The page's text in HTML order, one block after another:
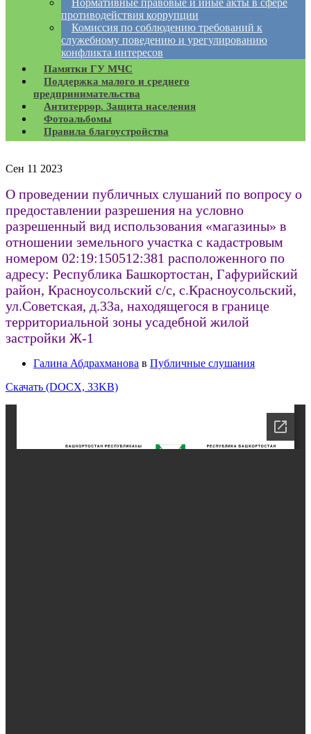
Нормативные правовые и иные акты в сфере
противодействия коррупции
Комиссия по соблюдению требований к
служебному поведению и урегулированию
конфликта интересов
Памятки ГУ МЧС
Поддержка малого и среднего
предпринимательства
Антитеррор. Защита населения
Фотоальбомы
Правила благоустройства
Сен 11 2023
О проведении публичных слушаний по вопросу о
предоставлении разрешения на условно
разрешенный вид использования «магазины» в
отношении земельного участка с кадастровым
номером 02:19:150512:381 расположенного по
адресу: Республика Башкортостан, Гафурийский
район, Красноусольский с/с, с.Красноусольский,
ул.Советская, д.33а, находящегося в границе
территориальной зоны усадебной жилой
застройки Ж-1
Галина Абдрахманова в Публичные слушания
Скачать (DOCX, 33KB)